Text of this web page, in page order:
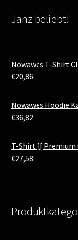
Janz beliebt!
Nowawes T-Shirt
€20,86
Nowawes Hoodie
€36,82
T-Shirt ][ Premium
€27,58